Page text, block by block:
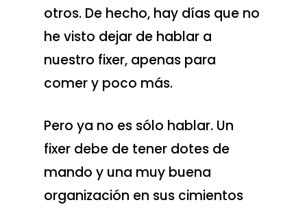
otros. De hecho, hay días que no
he visto dejar de hablar a
nuestro fixer, apenas para
comer y poco más.
Pero ya no es sólo hablar. Un
fixer debe de tener dotes de
mando y una muy buena
organización en sus cimientos